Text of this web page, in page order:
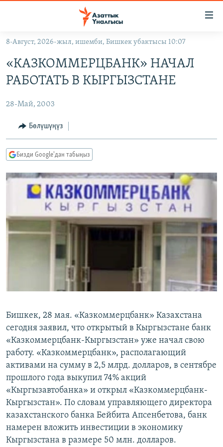
Навигацияга
өтүңүз
салыңыз
САЯСАТ
ЭКОНОМИКА
ДҮЙНӨ
БОРБОР АЗИЯ
УКРАИНА
АТАЙЫН ИЛИКТӨӨ
БҮГҮН АЗАТТЫКТА
ЭКСПЕРТТЕР ТАЛДАЙТ
БИЗ ЖАНА ДҮЙНӨ
ДАНИСТЕ
ЭЖЕ-СИҢДИЛЕР
ЫҢГАЙСЫЗ СУРООЛОР
ПОДКАСТ
ӨЗГӨЧӨ ПИКИР
ОНЛАЙН ШЕРИНЕ
8-Август, 2026-жыл, ишемби, Бишкек убактысы 10:07
«КАЗКОММЕРЦБАНК» НАЧАЛ
РАБОТАТЬ В КЫРГЫЗСТАНЕ
28-Май, 2003
Бөлүшүңүз
Бизди Google'дан табыңыз
Бишкек, 28 мая. «Казкоммерцбанк» Казахстана
сегодня заявил, что открытый в Кыргызстане банк
«Казкоммерцбанк-Кыргызстан» уже начал свою
работу. «Казкоммерцбанк», располагающий
активами на сумму в 2,5 млрд. долларов, в сентябре
прошлого года выкупил 74% акций
«Кыргызавтобанка» и открыл «Казкоммерцбанк-
Кыргызстан». По словам управляющего директора
казахстанского банка Бейбита Апсенбетова, банк
намерен вложить инвестиции в экономику
Кыргызстана в размере 50 млн. долларов.